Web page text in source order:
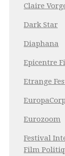
Claire
Dark Star
Diaphana
Epicentre
Etrange
EuropaCorp
Eurozoom
Festival
Film